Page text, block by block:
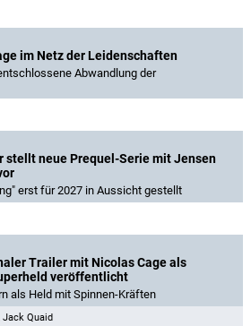
im Netz der Leidenschaften
Abwandlung der
stellt neue Prequel-Serie mit Jensen
erst für 2027 in Aussicht gestellt
Trailer mit Nicolas Cage als
veröffentlicht
als Held mit Spinnen-Kräften
Jack Quaid